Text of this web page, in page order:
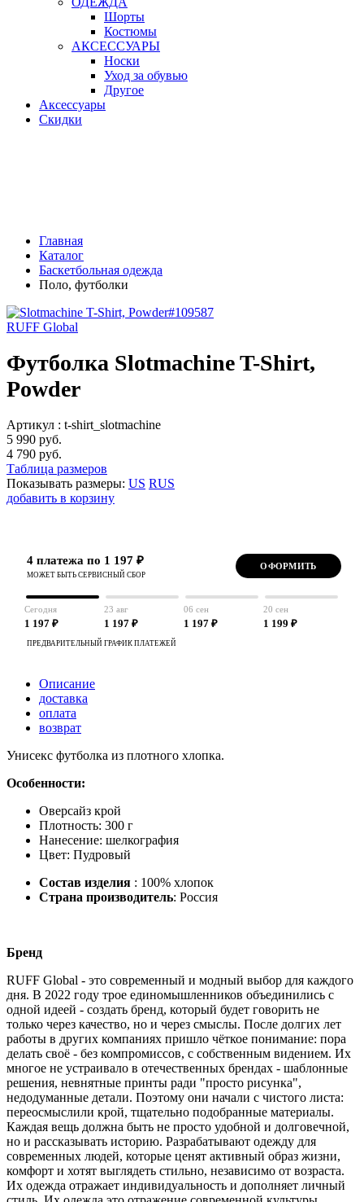
Шорты
Костюмы
АКСЕССУАРЫ
Носки
Уход за обувью
Другое
Аксессуары
Скидки
Главная
Каталог
Баскетбольная одежда
Поло, футболки
RUFF Global
Футболка Slotmachine T-Shirt,
Powder
Артикул : t-shirt_slotmachine
5 990 руб.
4 790 руб.
Таблица размеров
Показывать размеры: US RUS
добавить в корзину
4 платежа по 1 197 ₽
МОЖЕТ БЫТЬ СЕРВИСНЫЙ СБОР
ОФОРМИТЬ
Сегодня
1 197 ₽
23 авг
1 197 ₽
06 сен
1 197 ₽
20 сен
1 199 ₽
ПРЕДВАРИТЕЛЬНЫЙ ГРАФИК ПЛАТЕЖЕЙ
Описание
доставка
оплата
возврат
Унисекс футболка из плотного хлопка.
Особенности:
Оверсайз крой
Плотность: 300 г
Нанесение: шелкография
Цвет: Пудровый
Состав изделия : 100% хлопок
Страна производитель: Россия
Бренд
RUFF Global - это современный и модный выбор для каждого
дня. В 2022 году трое единомышленников объединились с
одной идеей - создать бренд, который будет говорить не
только через качество, но и через смыслы. После долгих лет
работы в других компаниях пришло чёткое понимание: пора
делать своё - без компромиссов, с собственным видением. Их
многое не устраивало в отечественных брендах - шаблонные
решения, невнятные принты ради "просто рисунка",
недодуманные детали. Поэтому они начали с чистого листа:
переосмыслили крой, тщательно подобранные материалы.
Каждая вещь должна быть не просто удобной и долговечной,
но и рассказывать историю. Разрабатывают одежду для
современных людей, которые ценят активный образ жизни,
комфорт и хотят выглядеть стильно, независимо от возраста.
Их одежда отражает индивидуальность и дополняет личный